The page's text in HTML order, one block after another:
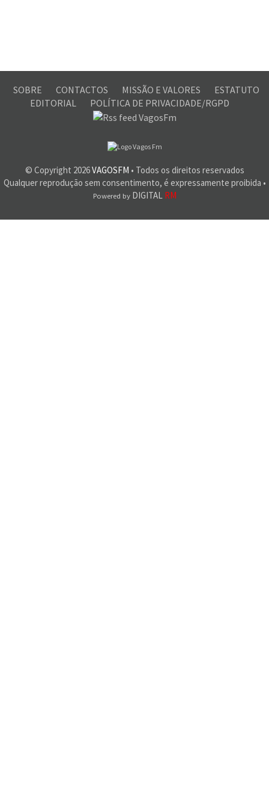
SOBRE CONTACTOS MISSÃO E VALORES
ESTATUTO
EDITORIAL
POLÍTICA DE PRIVACIDADE/RGPD
© Copyright 2026VAGOSFM • Todos os direitos reservados
Qualquer reprodução sem consentimento, é expressamente proibida •
Powered byDIGITAL RM